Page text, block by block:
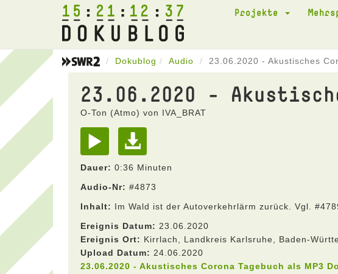
15 21 12 37 Projekte
Dokublog Audio 23.06.2020 - Akustisches
23.06.2020 -
O-Ton (Atmo) von IVA_BRAT
Dauer: 0:36 Minuten
Audio-Nr: #4873
Inhalt: Im Wald ist der Autoverkehrlärm zurück. Vgl.
Ereignis Datum: 23.06.2020
Ereignis Ort: Kirrlach, Landkreis Karlsruhe, Baden-
Upload Datum: 24.06.2020
23.06.2020 - Akustisches Corona Tagebuch als MP3